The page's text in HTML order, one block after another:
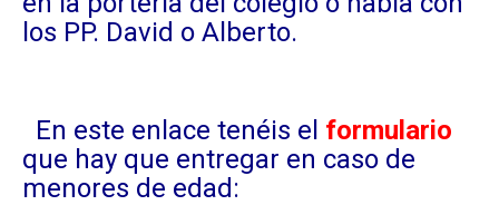
los PP. David o Alberto.
En este enlace tenéis el formulario
que hay que entregar en caso de
menores de edad: